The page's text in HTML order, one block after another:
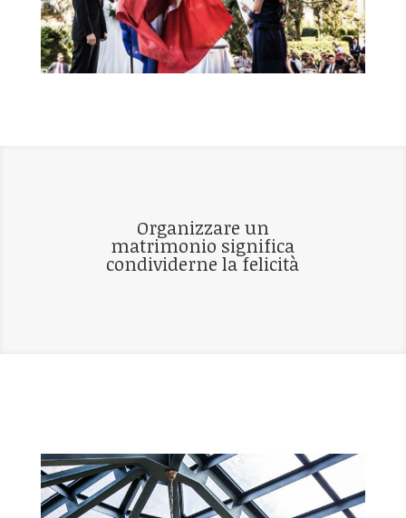
Organizzare un
matrimonio significa
condividerne la felicità